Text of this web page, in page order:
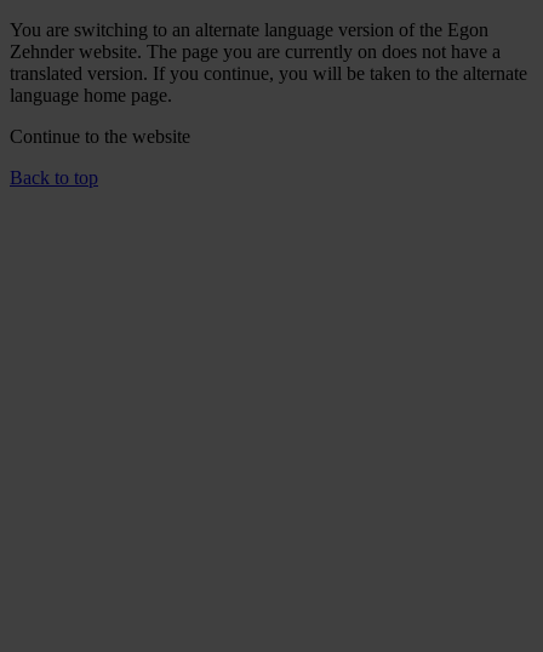
You are switching to an alternate language version of the Egon
Zehnder website. The page you are currently on does not have a
translated version. If you continue, you will be taken to the alternate
language home page.
Continue to the website
Back to top